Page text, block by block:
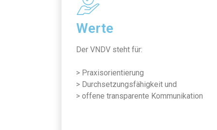
Werte
Der VNDV steht für:
> Praxisorientierung
> Durchsetzungsfähigkeit und
> offene transparente Kommunikation